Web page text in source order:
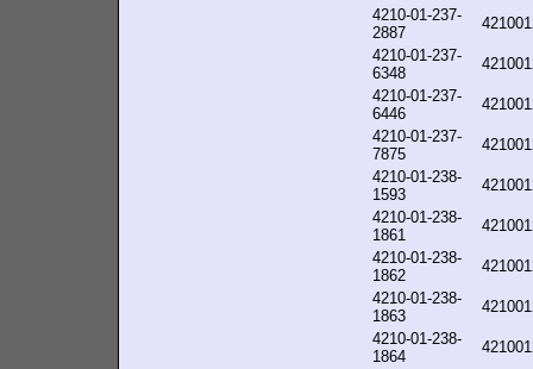
4210-01-237-
2887
4210-01-237-
6348
4210-01-237-
6446
4210-01-237-
7875
4210-01-238-
1593
4210-01-238-
1861
4210-01-238-
1862
4210-01-238-
1863
4210-01-238-
1864